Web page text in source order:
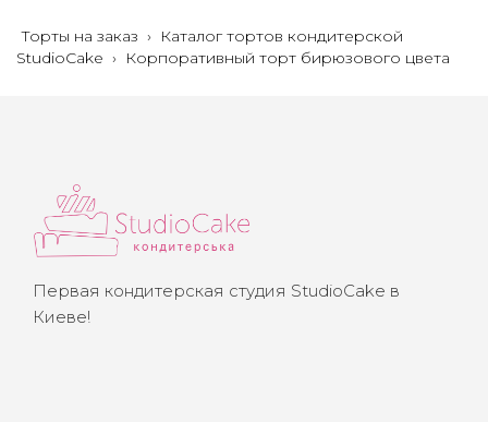
Торты на заказ › Каталог тортов кондитерской
StudioCake › Корпоративный торт бирюзового цвета
Первая кондитерская студия StudioCake в
Киеве!